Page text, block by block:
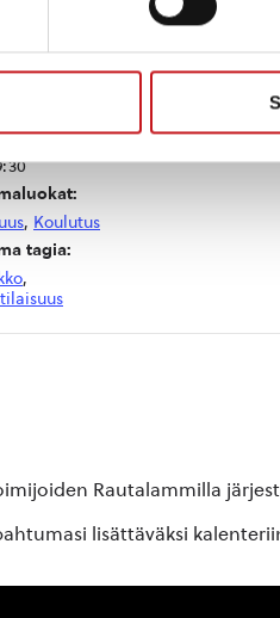
, Koulutus
tagia:
,
JÄRJESTÄJÄ
Rautalammin
Rautalammilla
lisättäväksi